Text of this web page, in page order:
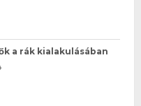
a rák kialakulásában